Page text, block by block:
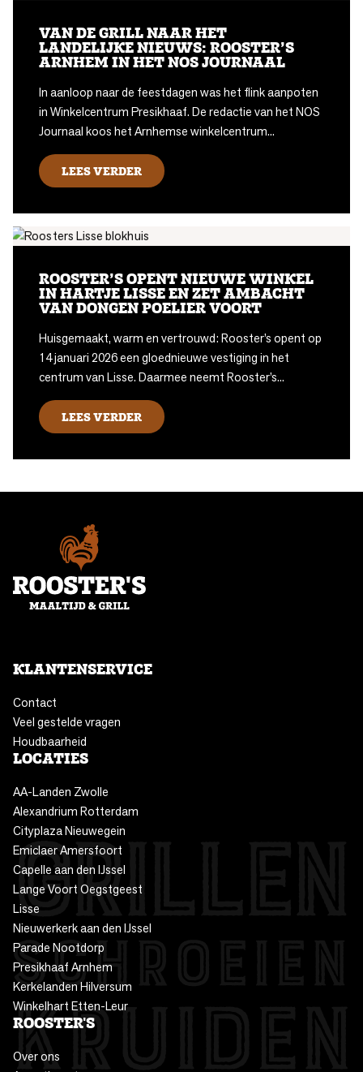
VAN DE GRILL NAAR HET
LANDELIJKE NIEUWS: ROOSTER’S
ARNHEM IN HET NOS JOURNAAL
In aanloop naar de feestdagen was het flink aanpoten
in Winkelcentrum Presikhaaf. De redactie van het NOS
Journaal koos het Arnhemse winkelcentrum...
LEES VERDER
ROOSTER’S OPENT NIEUWE WINKEL
IN HARTJE LISSE EN ZET AMBACHT
VAN DONGEN POELIER VOORT
Huisgemaakt, warm en vertrouwd: Rooster’s opent op
14 januari 2026 een gloednieuwe vestiging in het
centrum van Lisse. Daarmee neemt Rooster’s...
LEES VERDER
KLANTENSERVICE
Contact
Veel gestelde vragen
Houdbaarheid
LOCATIES
AA-Landen Zwolle
Alexandrium Rotterdam
Cityplaza Nieuwegein
Emiclaer Amersfoort
Capelle aan den IJssel
Lange Voort Oegstgeest
Lisse
Nieuwerkerk aan den IJssel
Parade Nootdorp
Presikhaaf Arnhem
Kerkelanden Hilversum
Winkelhart Etten-Leur
ROOSTER'S
Over ons